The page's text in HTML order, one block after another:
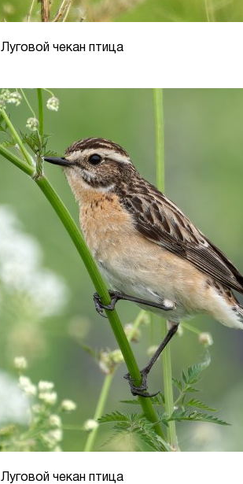
Луговой чекан птица
Луговой чекан птица